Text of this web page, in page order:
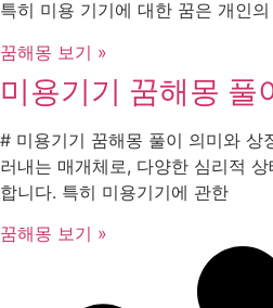
특히 미용 기기에 대한 꿈은 개인의
꿈해몽 보기 »
미용기기 꿈해몽 풀
# 미용기기 꿈해몽 풀이 의미와 상
러내는 매개체로, 다양한 심리적
합니다. 특히 미용기기에 관한
꿈해몽 보기 »